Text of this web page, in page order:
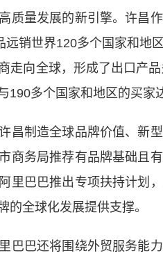
量发展的新引擎。许昌作
销世界120多个国家和地
走向全球，形成了出口产
190多个国家和地区的买家
制造全球品牌价值、新型
商务局推荐有品牌基础且
里巴巴推出专项扶持计划
的全球化发展提供支撑。
巴还将围绕外贸服务能力